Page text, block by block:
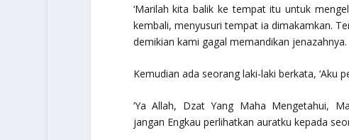
‘Marilah kita balik ke tempat itu untuk
kembali, menyusuri tempat ia dimakamkan.
demikian kami gagal memandikan jenazahnya.
Kemudian ada seorang laki-laki berkata, ‘Aku
‘Ya Allah, Dzat Yang Maha Mengetahui,
jangan Engkau perlihatkan auratku kepada